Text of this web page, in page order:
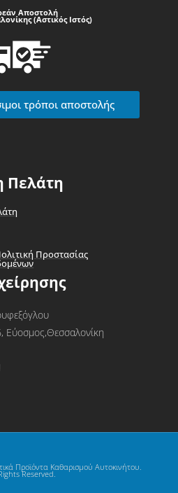
Αποστολή
(Αστικός Ιστός)
τρόποι αποστολής
Πελάτη
Προστασίας
Εύοσμος,Θεσσαλονίκη
Προϊόντα Καθαρισμού Αυτοκινήτου.
Reserved.